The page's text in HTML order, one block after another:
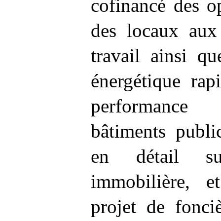
cofinancé des
des locaux
travail ainsi
énergétique
bâtiments
en détail
immobilière,
projet de